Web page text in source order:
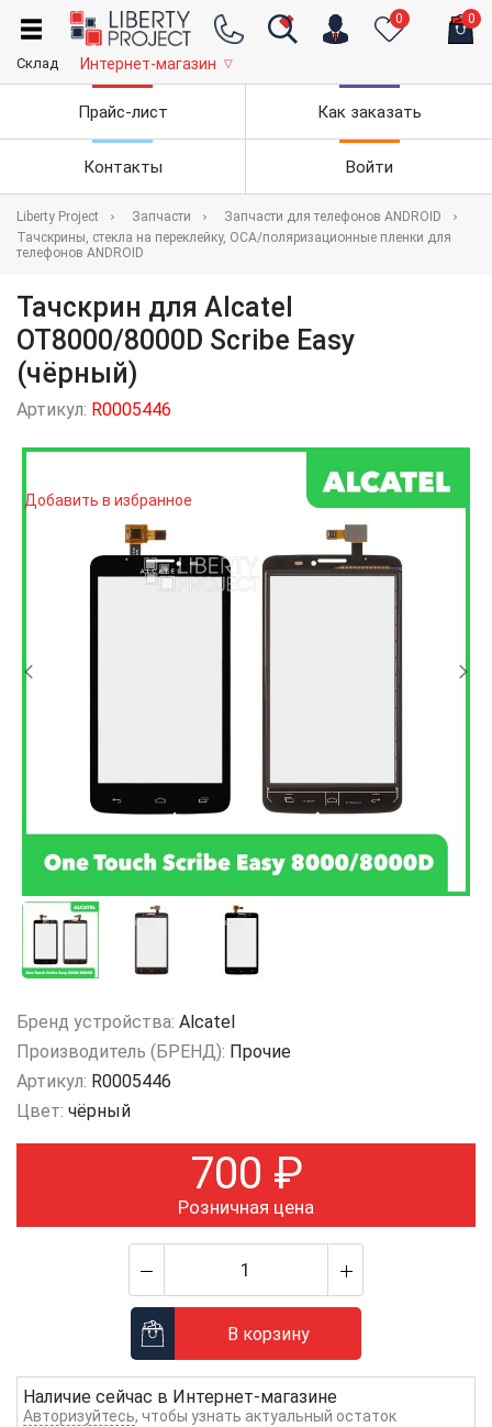
0 0
Склад Интернет-магазин ▽
Прайс-лист Как заказать
Контакты Войти
Liberty Project Запчасти
Запчасти для телефонов ANDROID
Тачскрины, стекла на переклейку, OCA/поляризационные пленки для
телефонов ANDROID
Тачскрин для Alcatel
OT8000/8000D Scribe Easy
(чёрный)
Артикул: R0005446
Добавить в избранное
Бренд устройства: Alcatel
Производитель (БРЕНД): Прочие
Артикул: R0005446
Цвет: чёрный
700 ₽
Розничная цена
В корзину
Наличие сейчас в Интернет-магазине
Авторизуйтесь, чтобы узнать актуальный остаток